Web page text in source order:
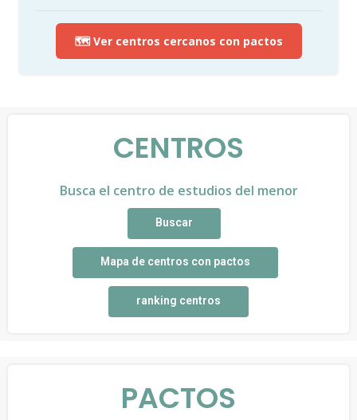
🗺️ Ver centros cercanos con pactos
CENTROS
Busca el centro de estudios del menor
Buscar
Mapa de centros con pactos
ranking centros
PACTOS